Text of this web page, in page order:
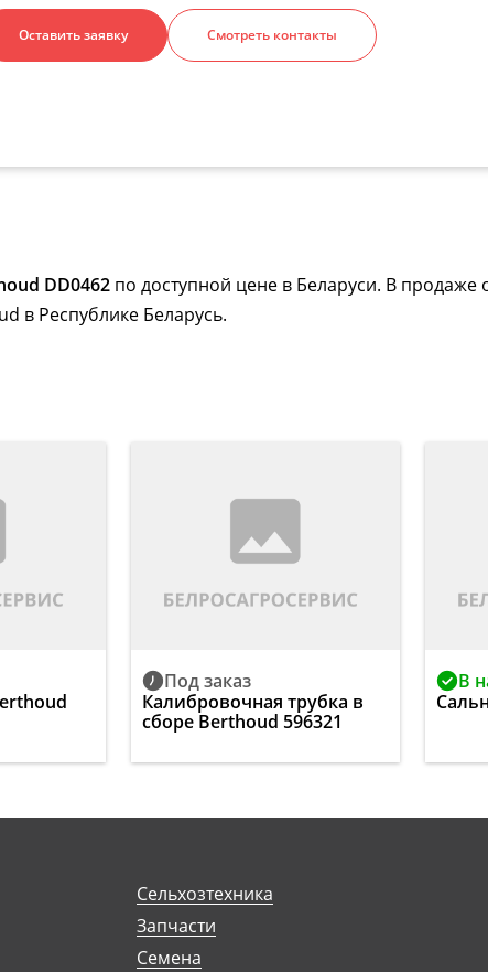
Оставить заявку Смотреть контакты
DD0462 по доступной цене в Беларуси. В
в Республике Беларусь.
Под заказ
Калибровочная трубка в
сборе Berthoud 596321
В
Сельхозтехника
Запчасти
Семена